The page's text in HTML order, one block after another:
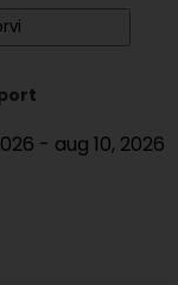
- aug 10, 2026